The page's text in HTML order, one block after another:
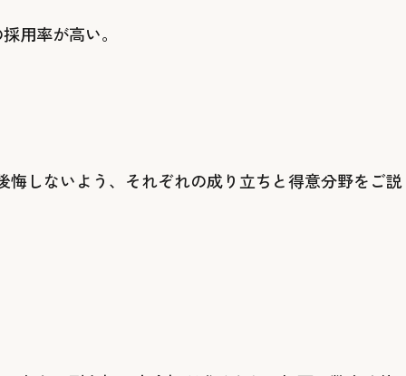
用率が高い。
悔しないよう、それぞれの成り立ちと得意分野をご説